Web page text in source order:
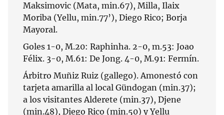
Maksimovic (Mata, min.67), Milla, Ilaix
Moriba (Yellu, min.77’), Diego Rico; Borja
Mayoral.
Goles 1-0, M.20: Raphinha. 2-0, m.53: Joao
Félix. 3-0, M.61: De Jong. 4-0, M.91: Fermín.
Árbitro Muñiz Ruiz (gallego). Amonestó con
tarjeta amarilla al local Gündogan (min.37);
a los visitantes Alderete (min.37), Djene
(min.48), Diego Rico (min.50) y Yellu